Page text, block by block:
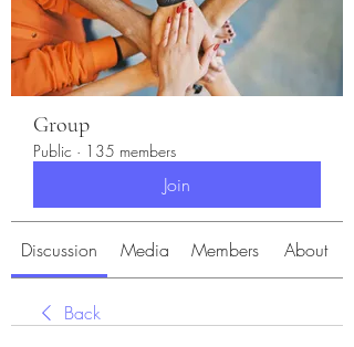
Group
Public · 135 members
Join
Discussion Media Members About
Back